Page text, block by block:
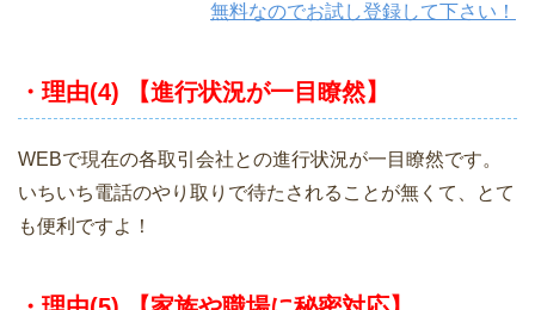
無料なのでお試し登録して下さい！
・理由(4) 【進行状況が一目瞭然】
WEBで現在の各取引会社との進行状況が一目瞭然です。
いちいち電話のやり取りで待たされることが無くて、とて
も便利ですよ！